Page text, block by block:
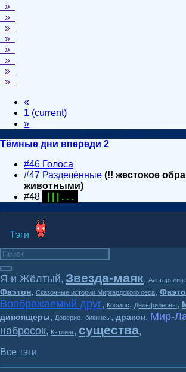
»
»
»
»
»
»
»
»
«
1 (current)
»
Тёмные дни впереди 2
#46 Голоса
#47 Разделённые (!! жестокое
животными)
#48
| | | . . .
Тэги
Я и Жёлтый, Звезда-маяк, Альтарялия,
Фаэтон, Сказочные истории Миргардского леса,
Воображаемый друг, Космос, Дельфилеоны,
диноящеры, Доверие, бикинсы, дракон, Мир-
набросок, Кэтлинг, существа,
Все тэги